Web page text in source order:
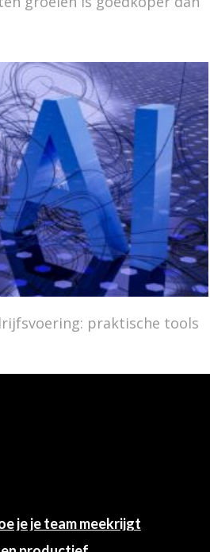
praktische tools
je je team meekrijgt